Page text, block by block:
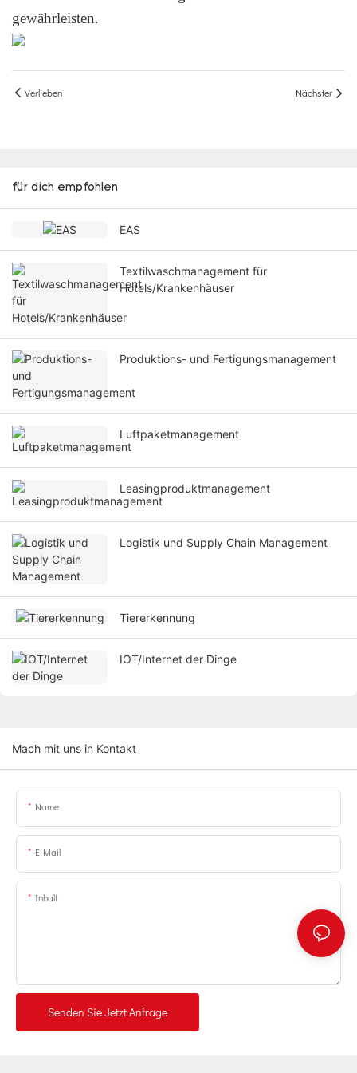
gewährleisten.
Verlieben Nächster
für dich empfohlen
EAS
Textilwaschmanagement für
Hotels/Krankenhäuser
Produktions- und Fertigungsmanagement
Luftpaketmanagement
Leasingproduktmanagement
Logistik und Supply Chain Management
Tiererkennung
IOT/Internet der Dinge
Mach mit uns in Kontakt
Name
E-Mail
Inhalt
Senden Sie Jetzt Anfrage